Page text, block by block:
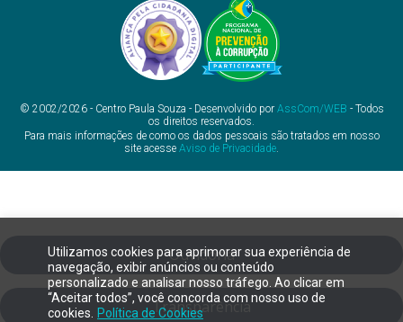
Utilizamos cookies para aprimorar sua experiência de
navegação, exibir anúncios ou conteúdo
personalizado e analisar nosso tráfego. Ao clicar em
“Aceitar todos”, você concorda com nosso uso de
cookies.
Política de Cookies
© 2002/2026 - Centro Paula Souza - Desenvolvido por AssCom/WEB - Todos
os direitos reservados.
Para mais informações de como os dados pessoais são tratados em nosso
site acesse Aviso de Privacidade.
Ouvidoria
Transparência